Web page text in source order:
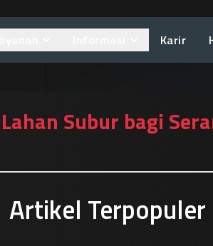
Karir
Subur bagi
Artikel Terpopuler